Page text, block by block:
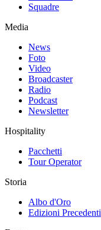
Squadre
Media
News
Foto
Video
Broadcaster
Radio
Podcast
Newsletter
Hospitality
Pacchetti
Tour Operator
Storia
Albo d'Oro
Edizioni Precedenti